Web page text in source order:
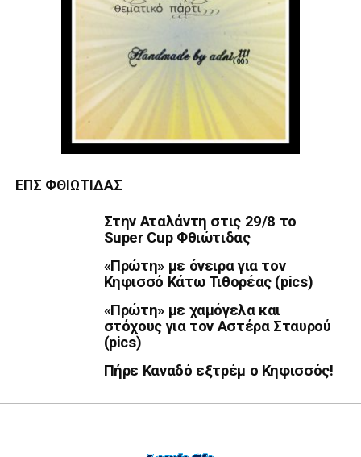
ΕΠΣ ΦΘΙΏΤΙΔΑΣ
Στην Αταλάντη στις 29/8 το
Super Cup Φθιώτιδας
«Πρώτη» με όνειρα για τον
Κηφισσό Κάτω Τιθορέας (pics)
«Πρώτη» με χαμόγελα και
στόχους για τον Αστέρα Σταυρού
(pics)
Πήρε Καναδό εξτρέμ ο Κηφισσός!